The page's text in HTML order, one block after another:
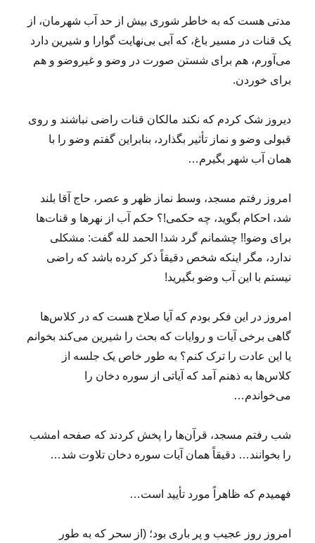
می‌دهد
از
درون…
مدتی هست که به خاطر شوری بیش از حد آب شهرمان، از
یک قنات در مسیر باغ، که آبی بی‌نهایت گوارا و شیرین دارد
می‌آورم، هم برای شستن صورت در وضو و غیروضو و هم
برای خوردن.
دیروز شک کردم که نکند مالکان قنات راضی نباشند و روی
قبولی وضو و نماز تأثیر بگذارد، بنابراین گفتم وضو را با
همان آب شهر بگیرم…
امروز رفتم مسجد، وسط نماز ظهر و عصر، حاج آقا بلند
شد، احکام بگوید، چه حکمی!؟ حکم آب از نهرها و قنات‌ها
برای وضو!! چشمانم گرد شد! الحمد لله گفت: مشکلی
ندارد، مگر اینکه شخص دقیقاً ذکر کرده باشد که راضی
نیستم با این آب وضو بگیرید!
امروز در این فکر بودم که آیا صلاح هست که در کلاس‌ها
گاهی برخی آیات و روایات که بحث را شیرین می‌کند بخوانم
یا این عادت را ترک کنم؟ به طور خاص یک جلسه از
کلاس‌ها به ذهنم آمد که آیاتی از سوره دخان را
می‌خواندم…
شب رفتم مسجد، قرآن‌ها را پخش کردند که صفحه امشب
را بخوانند… دقیقاً همان آیات سوره دخان تلاوت شد…
فهمیدم که ظاهراً مورد تأیید است…
امروز روز عجیب و پر باری بود؛ (از سحر که به طور